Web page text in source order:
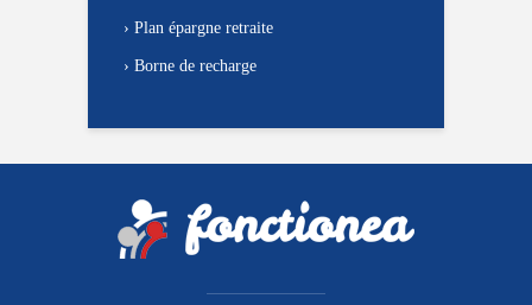
› Plan épargne retraite
› Borne de recharge